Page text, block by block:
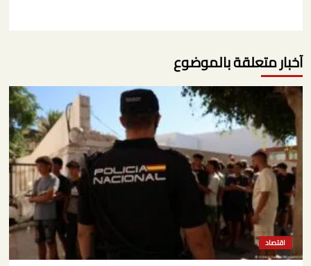
آخبار متعلقة بالموضوع
اقتصاد